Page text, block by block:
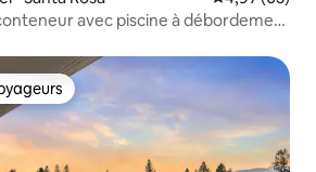
avec piscine à débordement
les plus appréciés